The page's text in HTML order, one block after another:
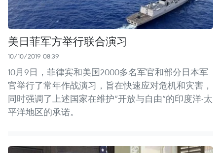
美日菲军方举行联合演习
10/10/2019 08:39
10月9日，菲律宾和美国2000多名军官和部分日本军
官举行了常年作战演习，旨在快速应对危机和灾害，
同时强调了上述国家在维护“开放与自由”的印度洋-太
平洋地区的承诺。